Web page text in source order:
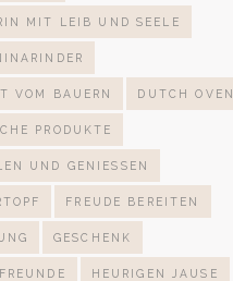
MIT LEIB UND SEELE
VOM BAUERN DUTCH OVEN
PRODUKTE
UND GENIESSEN
FREUDE BEREITEN
GESCHENK
HEURIGEN JAUSE